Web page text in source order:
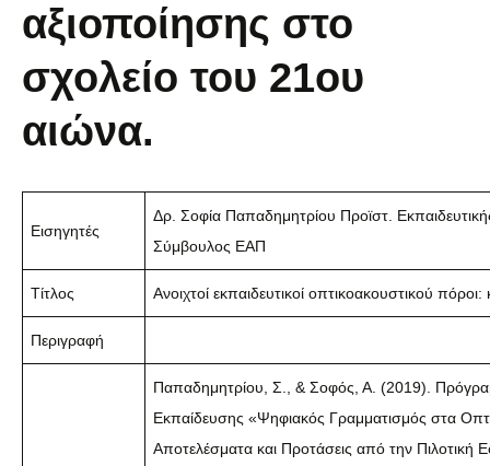
αξιοποίησης στο
σχολείο του 21ου
αιώνα.
Εισηγητές
Δρ. Σοφία Παπαδημητρίου Προϊστ.
Σύμβουλος ΕΑΠ
Τίτλος Ανοιχτοί εκπαιδευτικοί οπτικοακουστικού
Περιγραφή
Παπαδημητρίου, Σ., & Σοφός, Α. (2019).
Εκπαίδευσης «Ψηφιακός Γραμματισμός στα
Αποτελέσματα και Προτάσεις από την